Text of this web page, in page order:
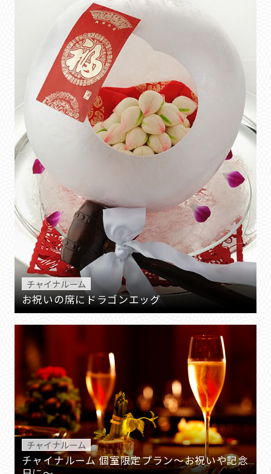
チャイナルーム
お祝いの席にドラゴンエッグ
チャイナルーム
チャイナルーム 個室限定プラン～お祝いや記念